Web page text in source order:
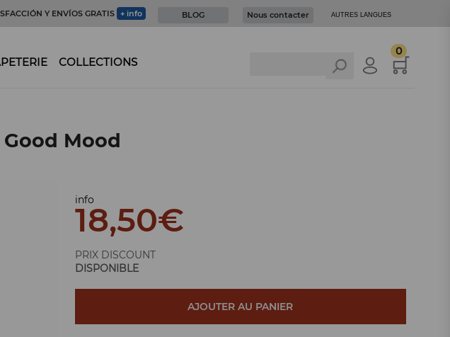
Y ENVÍOS GRATIS + info BLOG Nous contacter AUTRES LANGUES
COLLECTIONS
0
Mood
info
18,50€
PRIX DISCOUNT
DISPONIBLE
AJOUTER AU PANIER